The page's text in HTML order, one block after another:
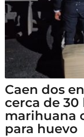
Caen dos
cerca de
marihuana
para huevo